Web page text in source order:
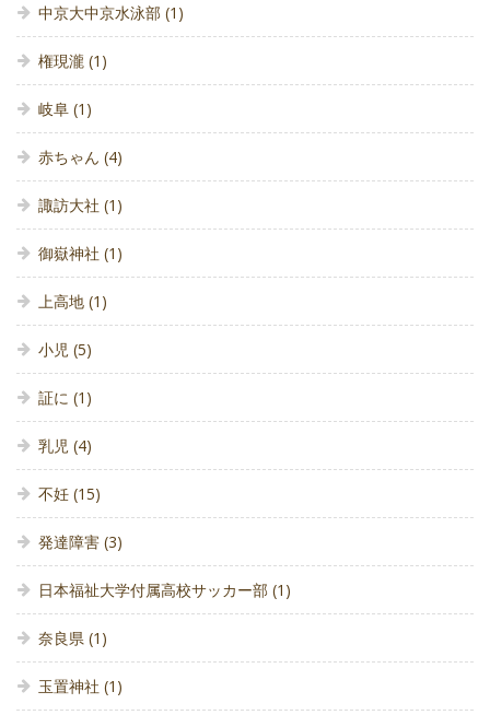
中京大中京水泳部 (1)
権現瀧 (1)
岐阜 (1)
赤ちゃん (4)
諏訪大社 (1)
御嶽神社 (1)
上高地 (1)
小児 (5)
証に (1)
乳児 (4)
不妊 (15)
発達障害 (3)
日本福祉大学付属高校サッカー部 (1)
奈良県 (1)
玉置神社 (1)